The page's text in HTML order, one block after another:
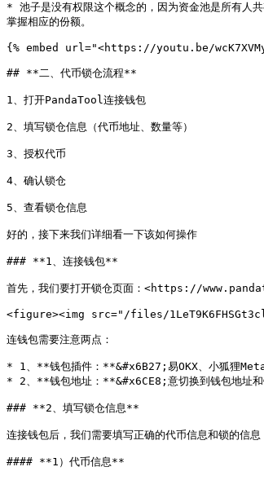
* 池子是没有权限这个概念的，因为资金池是所有人
掌握相应的份额。
{% embed url="<https://youtu.be/
## **二、代币锁仓流程**
1、打开PandaTool连接钱包
2、填写锁仓信息（代币地址、数量等）
3、授权代币
4、确认锁仓
5、查看锁仓信息
好的，接下来我们详细看一下该如何操作
### **1、连接钱包**
首先，我们要打开锁仓页面：<https://
<figure><img src="/files/
连钱包需要注意两点：
* 1、**钱包插件：**&#x6B27;易OKX、小狐狸
* 2、**钱包地址：**&#x6CE8;意切换到钱包地址和
### **2、填写锁仓信息**
连接钱包后，我们需要填写正确的代币信息和锁的信息
#### **1）代币信息**